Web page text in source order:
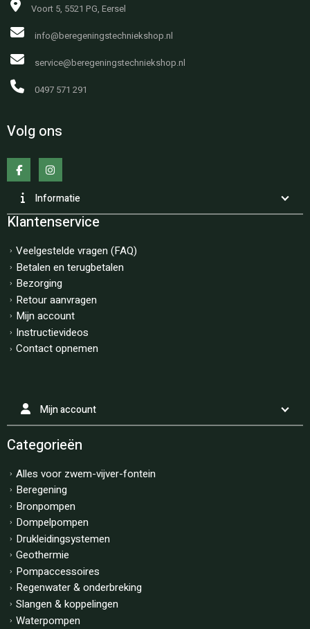
Voort 5, 5521 PG, Eersel
info@beregeningstechniekshop.nl
service@beregeningstechniekshop.nl
0497 571 291
Volg ons
Informatie
Klantenservice
Veelgestelde vragen (FAQ)
Betalen en terugbetalen
Bezorging
Retour aanvragen
Mijn account
Instructievideos
Contact opnemen
Mijn account
Categorieën
Alles voor zwem-vijver-fontein
Beregening
Bronpompen
Dompelpompen
Drukleidingsystemen
Geothermie
Pompaccessoires
Regenwater & onderbreking
Slangen & koppelingen
Waterpompen